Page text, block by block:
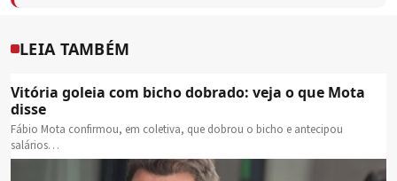
LEIA TAMBÉM
Vitória goleia com bicho dobrado: veja o que Mota
disse
Fábio Mota confirmou, em coletiva, que dobrou o bicho e antecipou
salários…